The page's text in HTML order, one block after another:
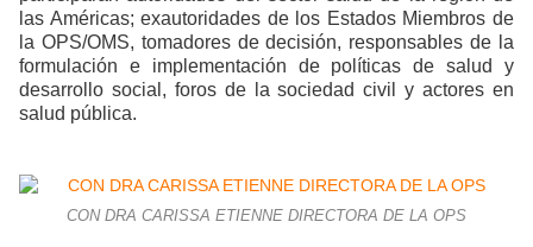
las Américas; exautoridades de los Estados Miembros de
la OPS/OMS, tomadores de decisión, responsables de la
formulación e implementación de políticas de salud y
desarrollo social, foros de la sociedad civil y actores en
salud pública.
CON DRA CARISSA ETIENNE DIRECTORA DE LA OPS